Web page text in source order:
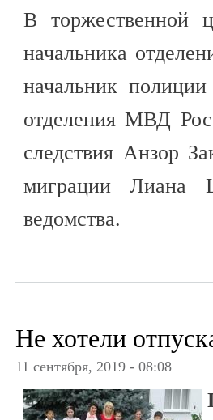
В торжественной
начальника
начальник
отделения МВД
следствия Анзор
миграции Лиана
ведомства.
Не хотели
11 сентября, 2019 - 08:08